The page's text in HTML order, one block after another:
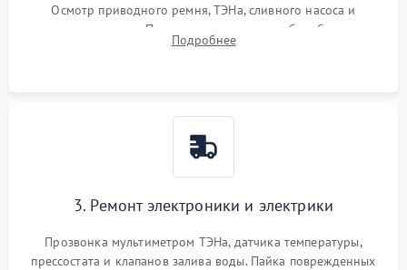
Осмотр приводного ремня, ТЭНа, сливного насоса и
амортизаторов. Проверка подшипников барабана и
крестовины на износ, а манжеты люка на разрывы.
Подробнее
3. Ремонт электроники и электрики
Прозвонка мультиметром ТЭНа, датчика температуры,
прессостата и клапанов залива воды. Пайка поврежденных